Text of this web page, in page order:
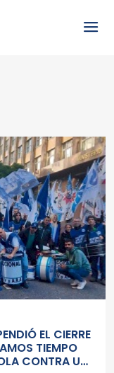
EL CIERRE
TIEMPO
CONTRA UN